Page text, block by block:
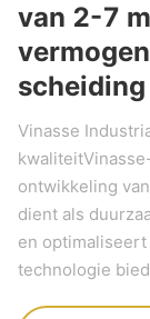
van 2-7
scheiding
Vinasse
ontwikkeling
dient als
en
technologie